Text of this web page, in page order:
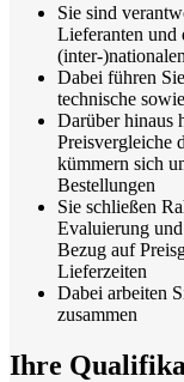
Sie sind
Lieferanten und
(inter-
Dabei führen
technische
Darüber hinaus
Preisvergleiche
kümmern sich
Bestellungen
Sie schließen
Evaluierung
Bezug auf
Lieferzeiten
Dabei arbeiten
zusammen
Ihre